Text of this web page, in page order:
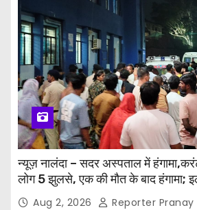
न्यूज़ नालंदा – सदर अस्पताल में
लोग 5 झुलसे, एक की मौत के बाद हंगामा;
आरोप, पुलिस ने संभाला मोर्चा
Aug 2, 2026 Reporter Pranay